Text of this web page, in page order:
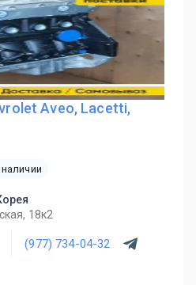
Aveo, Lacetti,
18к2
(977) 734-04-32